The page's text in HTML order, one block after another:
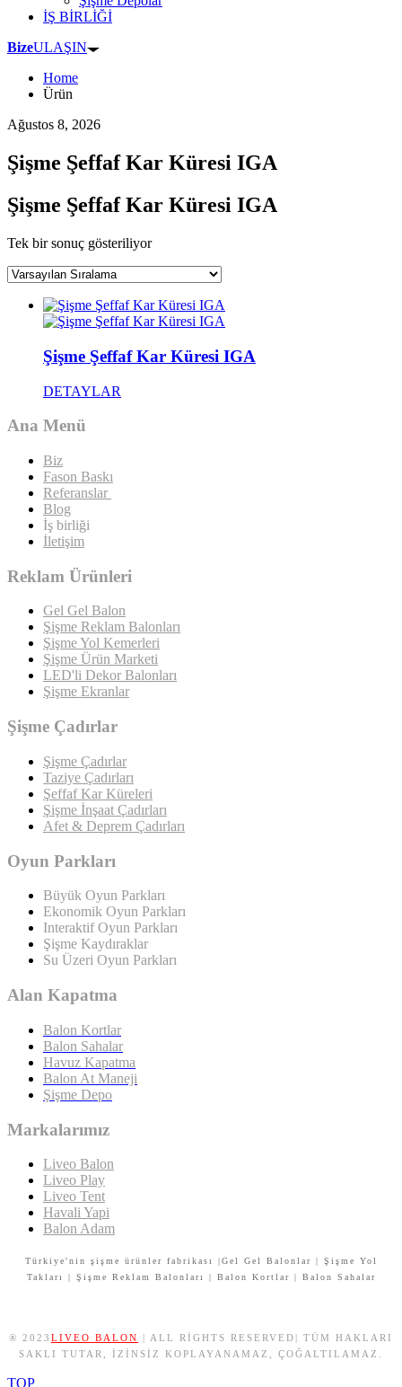
İŞ BİRLİĞİ
BizeULAŞIN
Home
Ürün
Ağustos 8, 2026
Şişme Şeffaf Kar Küresi IGA
Şişme Şeffaf Kar Küresi IGA
Tek bir sonuç gösteriliyor
Şişme Şeffaf Kar Küresi IGA
DETAYLAR
Ana Menü
Biz
Fason Baskı
Referanslar
Blog
İş birliği
İletişim
Reklam Ürünleri
Gel Gel Balon
Şişme Reklam Balonları
Şişme Yol Kemerleri
Şişme Ürün Marketi
LED'li Dekor Balonları
Şişme Ekranlar
Şişme Çadırlar
Şişme Çadırlar
Taziye Çadırları
Şeffaf Kar Küreleri
Şişme İnşaat Çadırları
Afet & Deprem Çadırları
Oyun Parkları
Büyük Oyun Parkları
Ekonomik Oyun Parkları
Interaktif Oyun Parkları
Şişme Kaydıraklar
Su Üzeri Oyun Parkları
Alan Kapatma
Balon Kortlar
Balon Sahalar
Havuz Kapatma
Balon At Maneji
Şişme Depo
Markalarımız
Liveo Balon
Liveo Play
Liveo Tent
Havali Yapi
Balon Adam
Türkiye'nin şişme ürünler fabrikası |Gel Gel Balonlar | Şişme Yol
Takları | Şişme Reklam Balonları | Balon Kortlar | Balon Sahalar
® 2023 LIVEO BALON
| ALL RIGHTS RESERVED| TÜM HAKLARI
SAKLI TUTAR, IZINSIZ KOPLAYANAMAZ, ÇOĞALTILAMAZ.
TOP